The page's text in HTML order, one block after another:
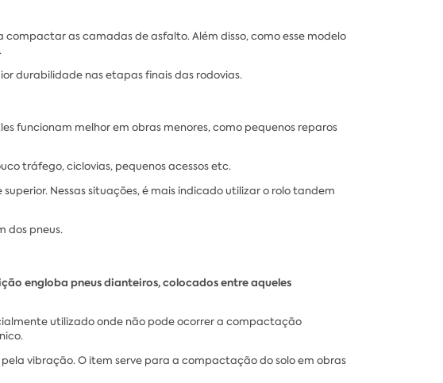
compactar as camadas de asfalto. Além disso, como esse modelo
durabilidade nas etapas finais das rodovias.
funcionam melhor em obras menores, como pequenos reparos
tráfego, ciclovias, pequenos acessos etc.
Nessas situações, é mais indicado utilizar o rolo tandem
dos pneus.
engloba pneus dianteiros, colocados entre aqueles
utilizado onde não pode ocorrer a compactação
vibração. O item serve para a compactação do solo em obras